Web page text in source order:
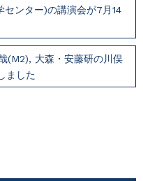
ンター)の講演会が7月14
(M2), 大森・安藤研の川俣
ました